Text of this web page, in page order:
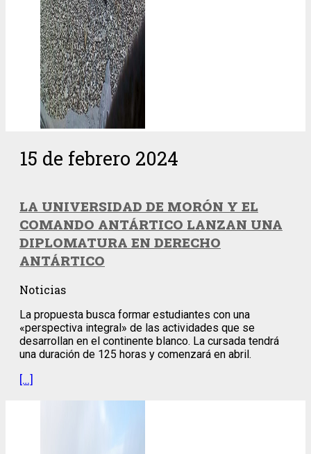
15 de febrero 2024
LA UNIVERSIDAD DE MORÓN Y EL
COMANDO ANTÁRTICO LANZAN UNA
DIPLOMATURA EN DERECHO
ANTÁRTICO
Noticias
La propuesta busca formar estudiantes con una
«perspectiva integral» de las actividades que se
desarrollan en el continente blanco. La cursada tendrá
una duración de 125 horas y comenzará en abril.
[…]